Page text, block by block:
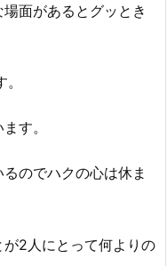
面があるとグッとき
す。
のでハクの心は休ま
2人にとって何よりの